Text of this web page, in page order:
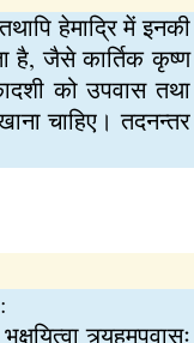
हेमाद्रि में इनकी
है, जैसे कार्तिक कृष्ण
को उपवास तथा
चाहिए। तदनन्तर
त्र्यहमुपवासः